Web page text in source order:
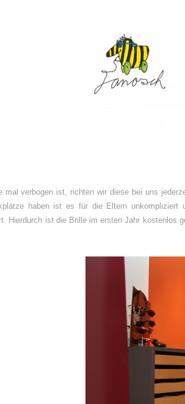
mal verbogen ist, richten wir diese bei uns
haben ist es für die Eltern
Hierdurch ist die Brille im ersten Jahr kostenlos